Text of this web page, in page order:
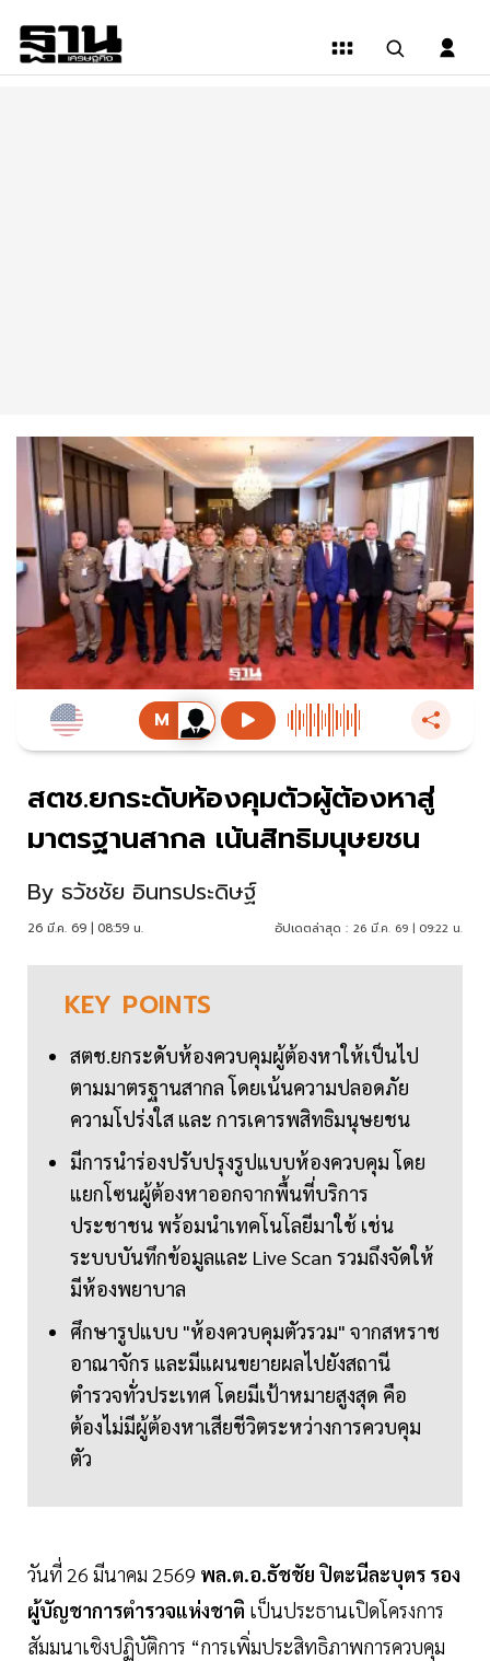
สตช.ยกระดับห้องคุมตัวผู้ต้องหาสู่
มาตรฐานสากล เน้นสิทธิมนุษยชน
By ธวัชชัย อินทรประดิษฐ์
26 มี.ค. 69 | 08:59 น. อัปเดตล่าสุด : 26 มี.ค. 69 | 09:22 น.
KEY POINTS
สตช.ยกระดับห้องควบคุมผู้ต้องหาให้เป็นไป
ตามมาตรฐานสากล โดยเน้นความปลอดภัย
ความโปร่งใส และ การเคารพสิทธิมนุษยชน
มีการนำร่องปรับปรุงรูปแบบห้องควบคุม โดย
แยกโซนผู้ต้องหาออกจากพื้นที่บริการ
ประชาชน พร้อมนำเทคโนโลยีมาใช้ เช่น
ระบบบันทึกข้อมูลและ Live Scan รวมถึงจัดให้
มีห้องพยาบาล
ศึกษารูปแบบ "ห้องควบคุมตัวรวม" จากสหราช
อาณาจักร และมีแผนขยายผลไปยังสถานี
ตำรวจทั่วประเทศ โดยมีเป้าหมายสูงสุด คือ
ต้องไม่มีผู้ต้องหาเสียชีวิตระหว่างการควบคุม
ตัว
วันที่ 26 มีนาคม 2569 พล.ต.อ.ธัชชัย ปิตะนีละบุตร รอง
ผู้บัญชาการตำรวจแห่งชาติ เป็นประธานเปิดโครงการ
สัมมนาเชิงปฏิบัติการ “การเพิ่มประสิทธิภาพการควบคุม